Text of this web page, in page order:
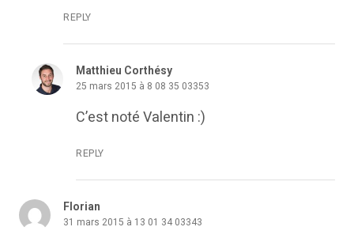
REPLY
Matthieu Corthésy
25 mars 2015 à 8 08 35 03353
C’est noté Valentin :)
REPLY
Florian
31 mars 2015 à 13 01 34 03343